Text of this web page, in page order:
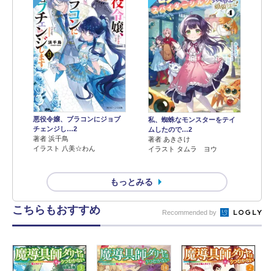
悪役令嬢、ブラコンにジョブ
チェンジし…2
著者 浜千鳥
イラスト 八美☆わん
私、蜘蛛なモンスターをテイ
ムしたので…2
著者 あきさけ
イラスト タムラ ヨウ
もっとみる
こちらもおすすめ Recommended by